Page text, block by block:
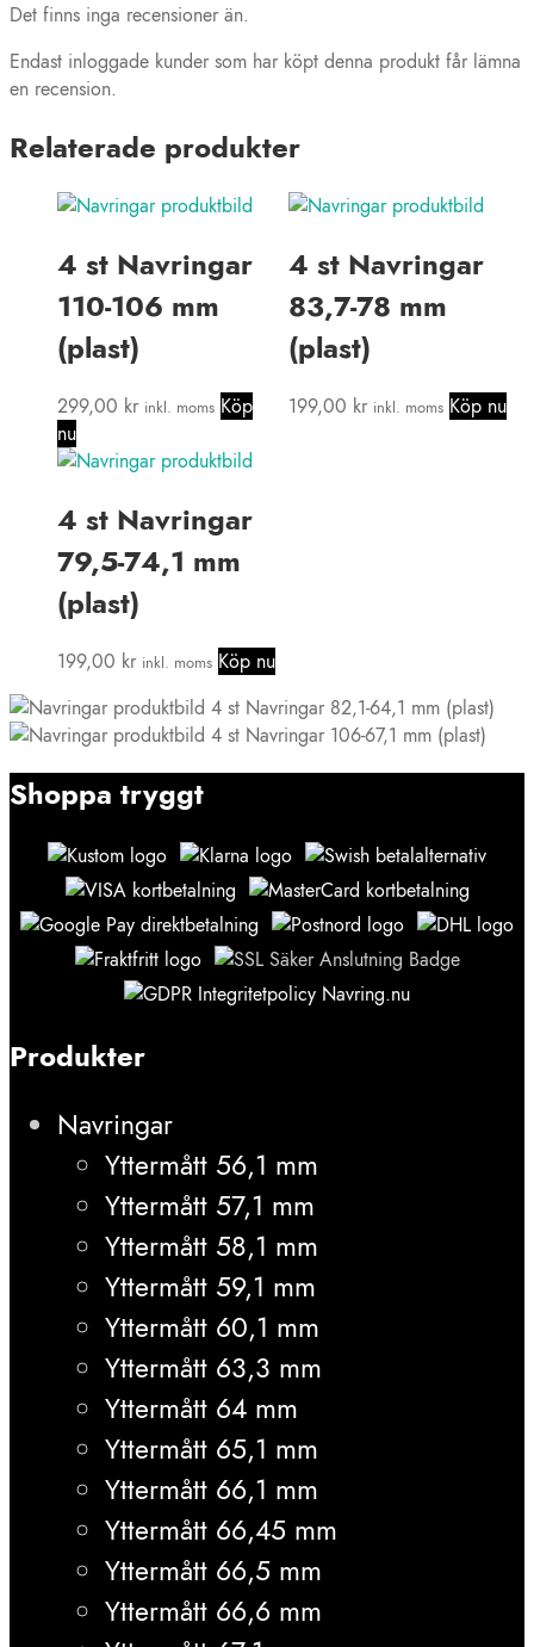
Det finns inga recensioner än.
Endast inloggade kunder som har köpt denna produkt får lämna
en recension.
Relaterade produkter
4 st Navringar
110-106 mm
(plast)
299,00 kr inkl. moms Köp
nu
4 st Navringar
83,7-78 mm
(plast)
199,00 kr inkl. moms Köp nu
4 st Navringar
79,5-74,1 mm
(plast)
199,00 kr inkl. moms Köp nu
4 st Navringar 82,1-64,1 mm (plast)
4 st Navringar 106-67,1 mm (plast)
Shoppa tryggt
Produkter
Navringar
Yttermått 56,1 mm
Yttermått 57,1 mm
Yttermått 58,1 mm
Yttermått 59,1 mm
Yttermått 60,1 mm
Yttermått 63,3 mm
Yttermått 64 mm
Yttermått 65,1 mm
Yttermått 66,1 mm
Yttermått 66,45 mm
Yttermått 66,5 mm
Yttermått 66,6 mm